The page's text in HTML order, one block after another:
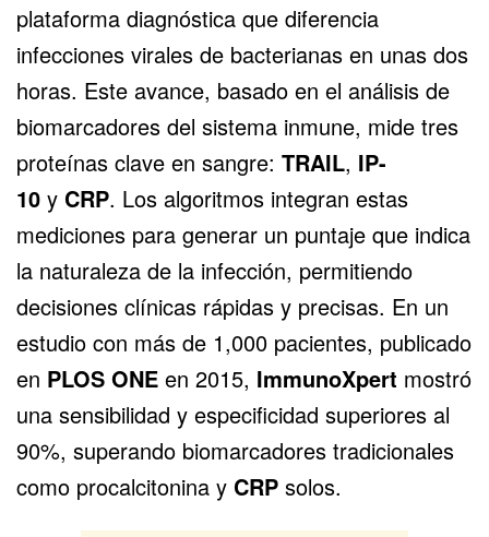
plataforma diagnóstica que diferencia
infecciones virales de bacterianas en unas dos
horas. Este avance, basado en el análisis de
biomarcadores del sistema inmune, mide tres
proteínas clave en sangre: TRAIL, IP-
10 y CRP. Los algoritmos integran estas
mediciones para generar un puntaje que indica
la naturaleza de la infección, permitiendo
decisiones clínicas rápidas y precisas. En un
estudio con más de 1,000 pacientes, publicado
en PLOS ONE en 2015, ImmunoXpert mostró
una sensibilidad y especificidad superiores al
90%, superando biomarcadores tradicionales
como procalcitonina y CRP solos.